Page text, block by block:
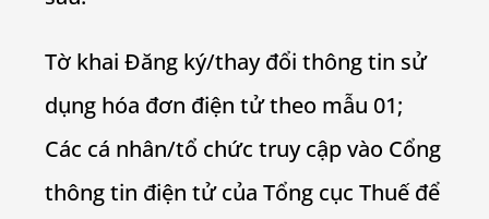
Tờ khai Đăng ký/thay đổi thông tin sử
dụng hóa đơn điện tử theo mẫu 01;
Các cá nhân/tổ chức truy cập vào Cổng
thông tin điện tử của Tổng cục Thuế để